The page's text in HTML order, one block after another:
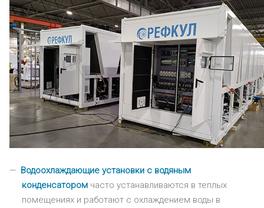
Водоохлаждающие установки с водяным
конденсатором часто устанавливаются в теплых
помещениях и работают с охлаждением воды в